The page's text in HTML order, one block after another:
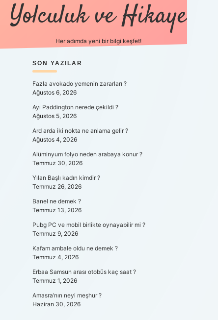
Yolculuk ve Hikaye
Her adımda yeni bir bilgi keşfet!
SIDEBAR
SON YAZILAR
Fazla avokado yemenin zararları ?
Ağustos 6, 2026
Ayı Paddington nerede çekildi ?
Ağustos 5, 2026
Ard arda iki nokta ne anlama gelir ?
Ağustos 4, 2026
Alüminyum folyo neden arabaya konur ?
Temmuz 30, 2026
Yılan Başlı kadın kimdir ?
Temmuz 26, 2026
Banel ne demek ?
Temmuz 13, 2026
Pubg PC ve mobil birlikte oynayabilir mi ?
Temmuz 9, 2026
Kafam ambale oldu ne demek ?
Temmuz 4, 2026
Erbaa Samsun arası otobüs kaç saat ?
Temmuz 1, 2026
Amasra’nın neyi meşhur ?
Haziran 30, 2026